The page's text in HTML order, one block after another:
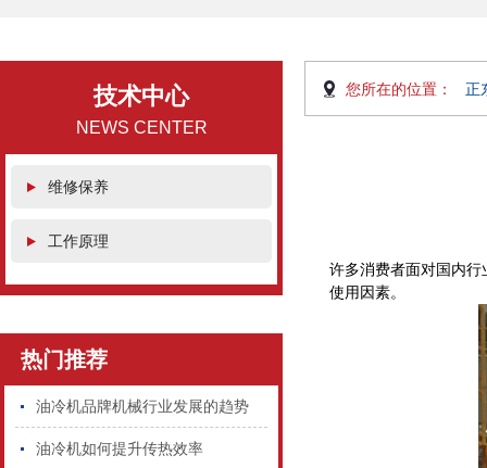
技术中心
NEWS CENTER
维修保养
工作原理
热门推荐
油冷机品牌机械行业发展的趋势
油冷机如何提升传热效率
您所在的位置： 正
许多消费者面对国内
使用因素。